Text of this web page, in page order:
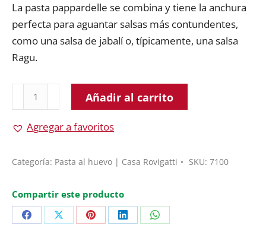
La pasta pappardelle se combina y tiene la anchura
perfecta para aguantar salsas más contundentes,
como una salsa de jabalí o, típicamente, una salsa
Ragu.
Pappardelle
250
Gramos
Casa
Di
Campofilone
Pasta
Añadir al carrito
Agregar a favoritos
Categoría: Pasta al huevo | Casa Rovigatti SKU: 7100
Compartir este producto
Share Share Share Share Share